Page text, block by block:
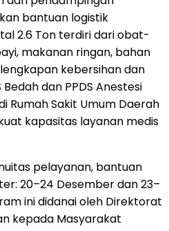
bantuan logistik
2.6 Ton terdiri dari obat-
makanan ringan, bahan
kebersihan dan
dan PPDS Anestesi
Rumah Sakit Umum Daerah
kapasitas layanan medis
pelayanan, bantuan
20–24 Desember dan 23–
ini didanai oleh Direktorat
kepada Masyarakat